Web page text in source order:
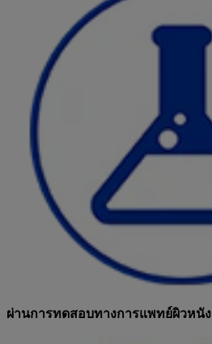
ผ่านการทดสอบทางการแพทย์ผิวหนัง